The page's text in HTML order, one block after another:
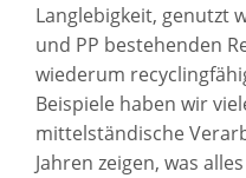
Langlebigkeit, genutzt
und PP bestehenden
wiederum
Beispiele haben wir
mittelständische
Jahren zeigen, was